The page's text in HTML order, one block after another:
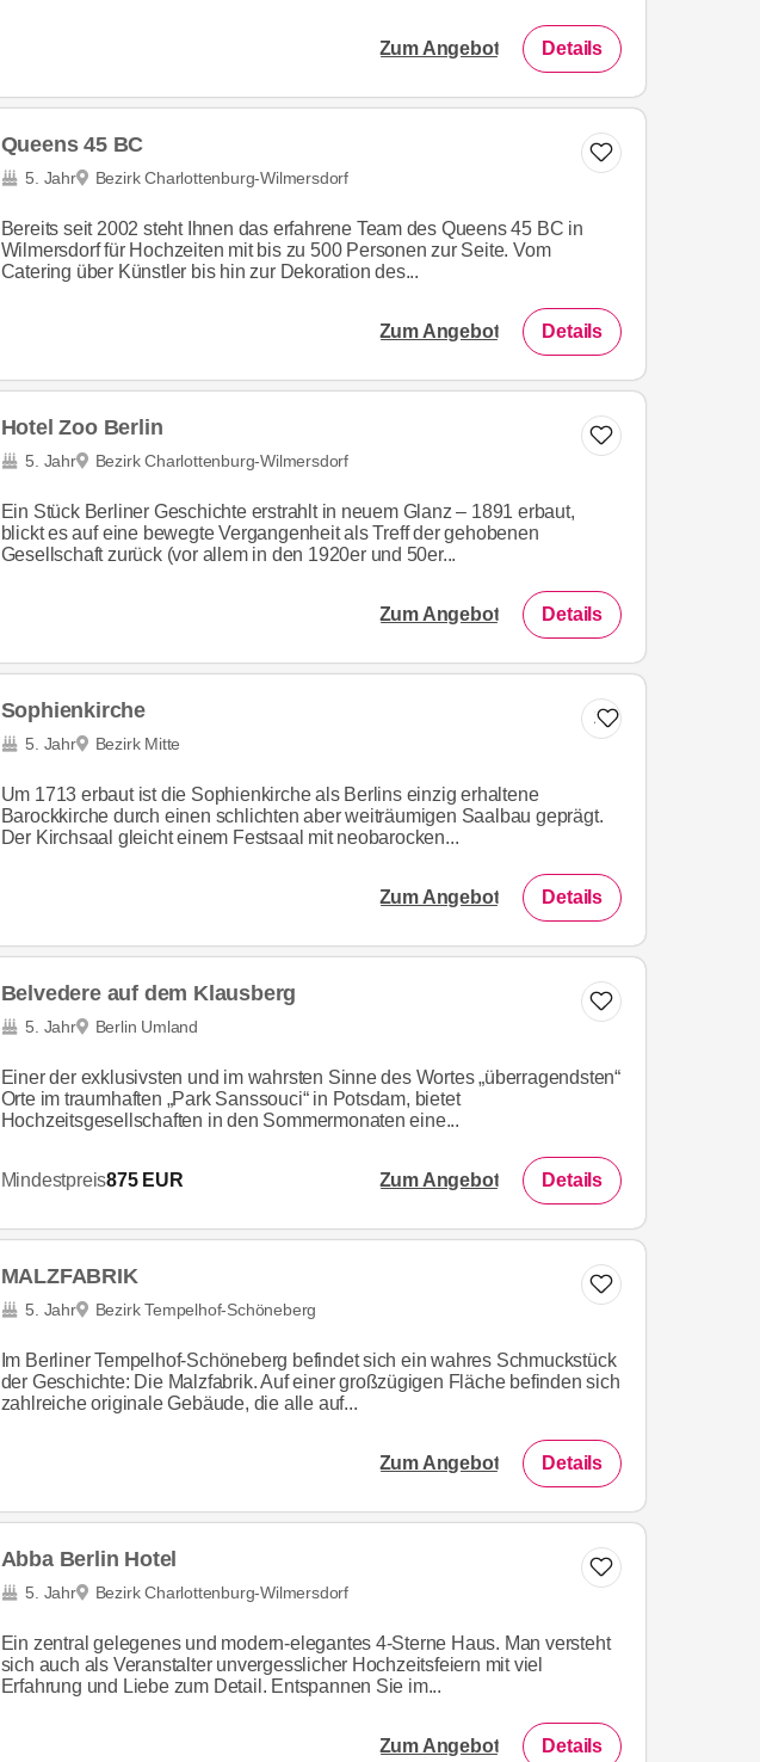
Zum Angebot Details
Queens 45 BC
5. Jahr Bezirk Charlottenburg-Wilmersdorf
Bereits seit 2002 steht Ihnen das erfahrene Team des Queens 45 BC in
Wilmersdorf für Hochzeiten mit bis zu 500 Personen zur Seite. Vom
Catering über Künstler bis hin zur Dekoration des...
Zum Angebot Details
Hotel Zoo Berlin
5. Jahr Bezirk Charlottenburg-Wilmersdorf
Ein Stück Berliner Geschichte erstrahlt in neuem Glanz – 1891 erbaut,
blickt es auf eine bewegte Vergangenheit als Treff der gehobenen
Gesellschaft zurück (vor allem in den 1920er und 50er...
Zum Angebot Details
Zur Liste hinzufügen
Sophienkirche
5. Jahr Bezirk Mitte
Um 1713 erbaut ist die Sophienkirche als Berlins einzig erhaltene
Barockkirche durch einen schlichten aber weiträumigen Saalbau geprägt.
Der Kirchsaal gleicht einem Festsaal mit neobarocken...
Zum Angebot Details
Belvedere auf dem Klausberg
5. Jahr Berlin Umland
Einer der exklusivsten und im wahrsten Sinne des Wortes „überragendsten“
Orte im traumhaften „Park Sanssouci“ in Potsdam, bietet
Hochzeitsgesellschaften in den Sommermonaten eine...
Mindestpreis875 EUR Zum Angebot Details
MALZFABRIK
5. Jahr Bezirk Tempelhof-Schöneberg
Im Berliner Tempelhof-Schöneberg befindet sich ein wahres Schmuckstück
der Geschichte: Die Malzfabrik. Auf einer großzügigen Fläche befinden sich
zahlreiche originale Gebäude, die alle auf...
Zum Angebot Details
Abba Berlin Hotel
5. Jahr Bezirk Charlottenburg-Wilmersdorf
Ein zentral gelegenes und modern-elegantes 4-Sterne Haus. Man versteht
sich auch als Veranstalter unvergesslicher Hochzeitsfeiern mit viel
Erfahrung und Liebe zum Detail. Entspannen Sie im...
Zum Angebot Details